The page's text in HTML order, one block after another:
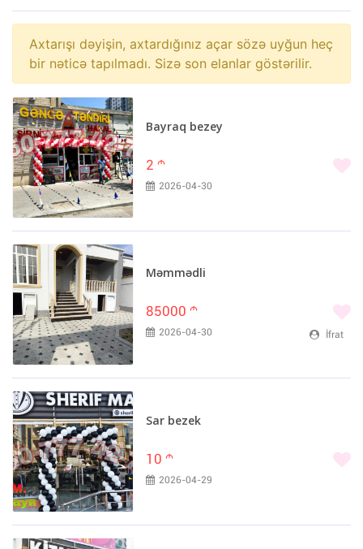
Axtarışı dəyişin, axtardığınız açar sözə uyğun heç
bir nəticə tapılmadı. Sizə son elanlar göstərilir.
Bayraq bezey
2 m
2026-04-30
Məmmədli
85000 m
2026-04-30 İfrat
Sar bezek
10 m
2026-04-29